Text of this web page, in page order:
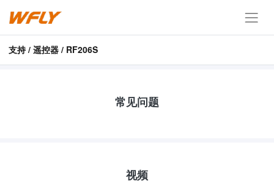
支持 / 遥控器 / RF206S
常见问题
视频